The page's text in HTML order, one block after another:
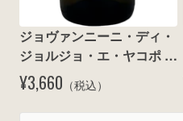
ジョヴァンニーニ・ディ・
ジョルジョ・エ・ヤコポ /
オプス シャルドネ ルビコ
ーネ ビアンコ 2025
¥3,660 （税込）